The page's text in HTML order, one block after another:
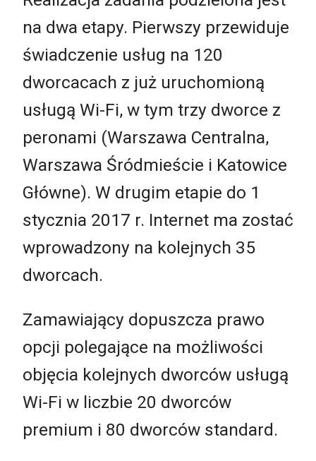
na dwa etapy. Pierwszy przewiduje
świadczenie usług na 120
dworcacach z już uruchomioną
usługą Wi-Fi, w tym trzy dworce z
peronami (Warszawa Centralna,
Warszawa Śródmieście i Katowice
Główne). W drugim etapie do 1
stycznia 2017 r. Internet ma zostać
wprowadzony na kolejnych 35
dworcach.
Zamawiający dopuszcza prawo
opcji polegające na możliwości
objęcia kolejnych dworców usługą
Wi-Fi w liczbie 20 dworców
premium i 80 dworców standard.